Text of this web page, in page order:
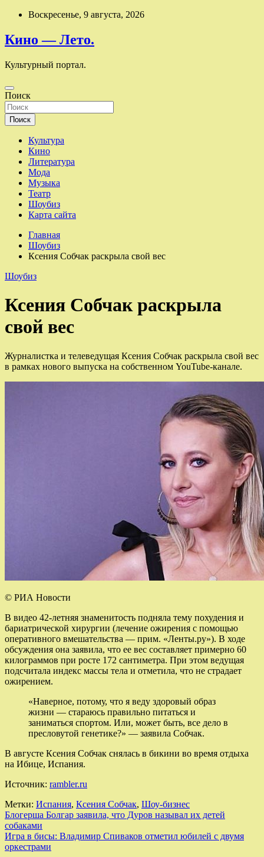
Перейти
содержимому
Воскресенье, 9 августа, 2026
Кино — Лето.
Культурный портал.
Поиск
Поиск
Культура
Кино
Литература
Мода
Музыка
Театр
Шоубиз
Карта сайта
Главная
Шоубиз
Ксения Собчак раскрыла свой вес
Шоубиз
Ксения Собчак раскрыла
свой вес
Журналистка и телеведущая Ксения Собчак раскрыла свой вес
в рамках нового выпуска на собственном YouTube-канале.
© РИА Новости
В видео 42-летняя знаменитость подняла тему похудения и
бариатрической хирургии (лечение ожирения с помощью
оперативного вмешательства — прим. «Ленты.ру»). В ходе
обсуждения она заявила, что ее вес составляет примерно 60
килограммов при росте 172 сантиметра. При этом ведущая
подсчитала индекс массы тела и отметила, что не страдает
ожирением.
«Наверное, потому, что я веду здоровый образ
жизни — стараюсь правильно питаться и
заниматься спортом. Или, может быть, все дело в
пресловутой генетике?» — заявила Собчак.
В августе Ксения Собчак снялась в бикини во время отдыха
на Ибице, Испания.
Источник: rambler.ru
Метки: Испания, Ксения Собчак, Шоу-бизнес
Навигация
по
записям
Блогерша Болгар заявила, что Дуров называл их детей
собаками
Игра в бисы: Владимир Спиваков отметил юбилей с двумя
оркестрами